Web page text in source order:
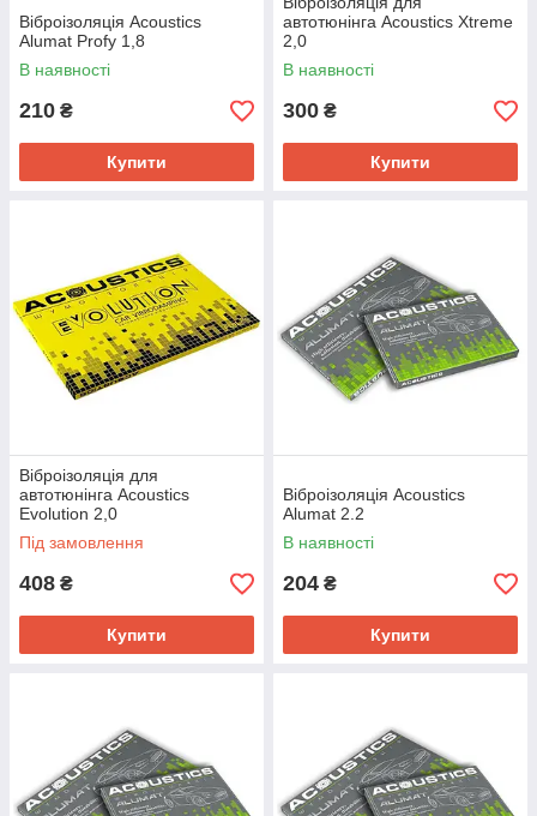
Прокладок-термоізоляторів для дзеркал з
електропідігрівом;
Шумоізолятора мотовідсіку, колісних арок,
підлоги в салоні.
ППЕ дозволяє не тільки знизити вібрацію і
прибрати низькочастотні шуми, але і захистити
авто від корозії. Спінений поліетилен з
закритою комірчастою структурою не вбирає
вологу, запобігає утворенню конденсату.
адгезією, тому легко встановлюється.
Шумоізоляція пінополіетиленом Polifoam — запорука
комфортного пересування в машині водія і пасажирів.
Відсутні всілякі шуми, поскрипування, «цвіркуни»,
Віброізоляція Acoustics
Alumat Profy 1,8
В наявності
210 ₴
Купити
автотюнінга Acoustics Xtreme
2,0
В наявності
300 ₴
Купити
Віброізоляція для
автотюнінга Acoustics
Evolution 2,0
Під замовлення
408 ₴
Купити
Віброізоляція Acoustics
Alumat 2.2
В наявності
204 ₴
Купити